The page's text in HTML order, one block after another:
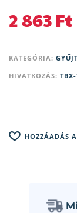
2 863Ft
KATEGÓRIA:
HIVATKOZÁS:
HOZZÁADÁS